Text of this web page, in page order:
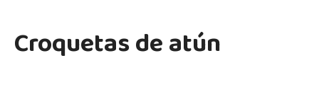
Croquetas de atún